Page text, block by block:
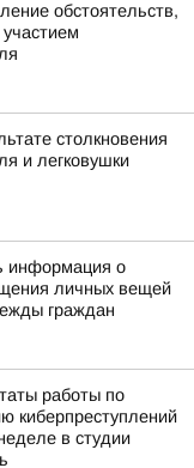
обстоятельств,
столкновения
и легковушки
информация о
личных вещей
граждан
работы по
киберпреступлений
в студии